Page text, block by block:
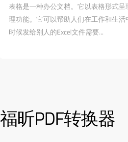
表格是一种办公文档。它以表格形式
理功能。它可以帮助人们在工作和生
时候发给别人的Excel文件需要...
福昕PDF转换器